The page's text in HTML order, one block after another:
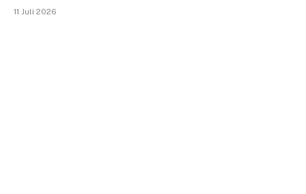
11 Juli 2026